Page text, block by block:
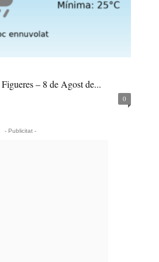
– 8 de Agost de...
0
- Publicitat -